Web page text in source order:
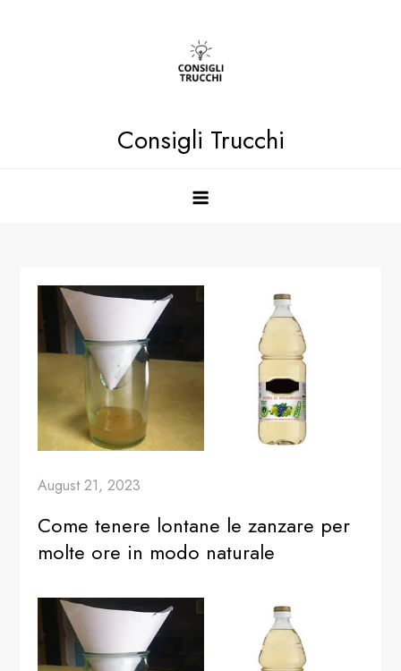
Consigli Trucchi
August 21, 2023
Come tenere lontane le zanzare per
molte ore in modo naturale